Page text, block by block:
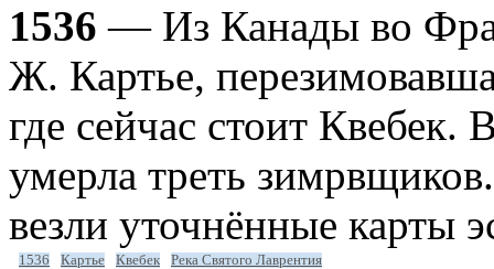
1536 — Из Канады во
Ж. Картье,
где сейчас стоит
умерла треть
везли уточнённые карты
1536 Картье Квебек Река Святого Лаврентия